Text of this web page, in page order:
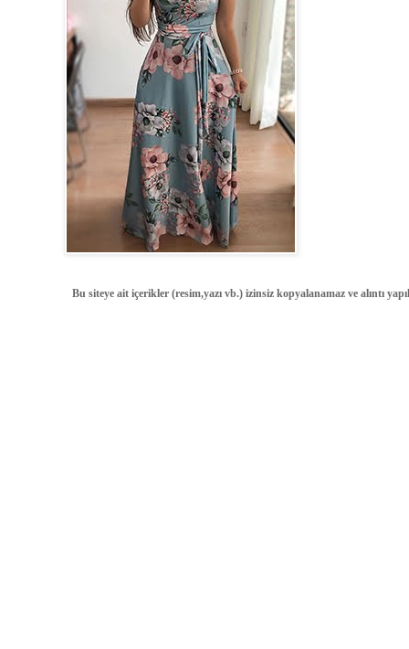
Bu siteye ait içerikler (resim,yazı vb.) izinsiz kopyalanamaz ve alıntı